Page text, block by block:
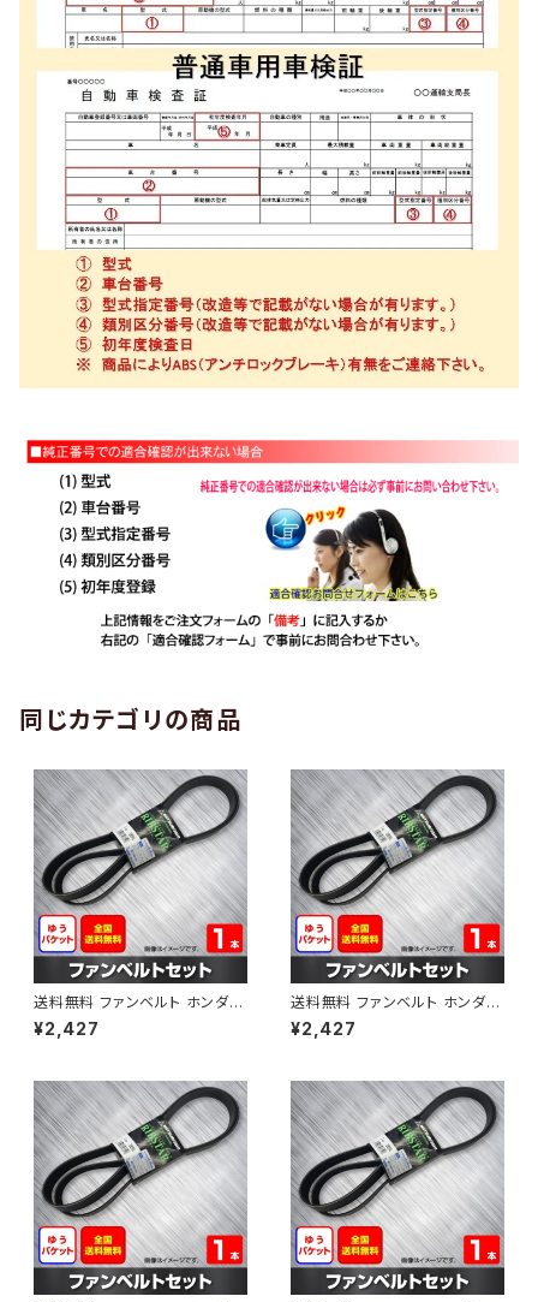
同じカテゴリの商品
送料無料 ファンベルト ホンダ
ゼスト 型式JE1 H18.03～H24.
11 （国内トップメーカー） 1本 H
¥2,427
送料無料 ファンベルト ホンダ ラ
イフ 型式JB6 H15.09～H20.1
1 （国内トップメーカー） 1本 HA
¥2,427